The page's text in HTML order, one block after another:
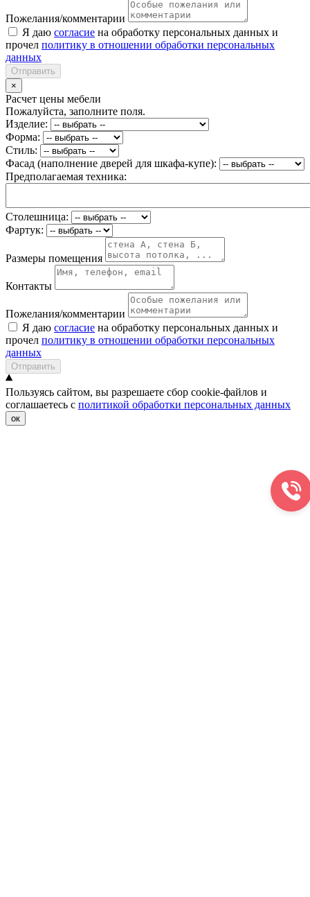
Пожелания/комментарии
Я даю согласие на обработку персональных данных и
прочел политику в отношении обработки персональных
данных
Отправить
×
Расчет цены мебели
Пожалуйста, заполните поля.
Изделие:
Форма:
Стиль:
Фасад (наполнение дверей для шкафа-купе):
Предполагаемая техника:
Столешница:
Фартук:
Размеры помещения
Контакты
Пожелания/комментарии
Я даю согласие на обработку персональных данных и
прочел политику в отношении обработки персональных
данных
Отправить
Пользуясь сайтом, вы разрешаете сбор cookie-файлов и
соглашаетесь с политикой обработки персональных данных
ок